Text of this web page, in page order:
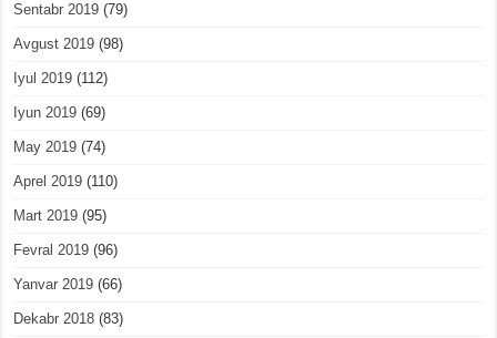
Sentabr 2019 (79)
Avgust 2019 (98)
Iyul 2019 (112)
Iyun 2019 (69)
May 2019 (74)
Aprel 2019 (110)
Mart 2019 (95)
Fevral 2019 (96)
Yanvar 2019 (66)
Dekabr 2018 (83)